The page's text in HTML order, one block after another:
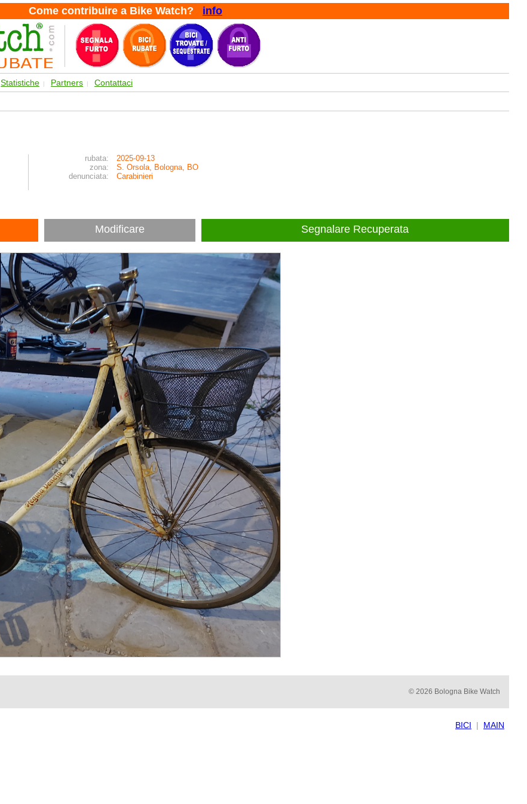
Come contribuire a Bike Watch? info
Statistiche | Partners | Contattaci
rubata:
2025-09-13
zona:
S. Orsola, Bologna, BO
denunciata:
Carabinieri
Modificare Segnalare Recuperata
© 2026 Bologna Bike Watch
BICI | MAIN